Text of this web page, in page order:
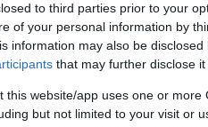
to third parties prior to your
of your personal information by
information may also be
that may further disclose
this website/app uses one or
but not limited to your visit or
MODA
Gonna con